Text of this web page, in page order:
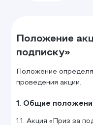
Положение
подписку»
Положение
проведения акции.
1. Общие
1.1. Акция «Приз за